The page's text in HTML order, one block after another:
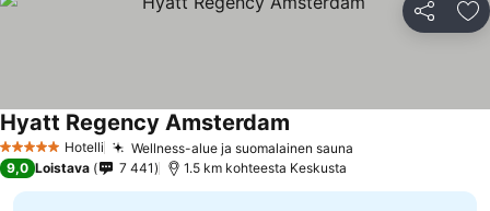
Jaa
5 Tähtiluokitus
Hotelli Wellness-alue ja suomalainen sauna
Hyatt Regency Amsterdam
9,0 Loistava 7 441 1.5 km kohteesta Keskusta